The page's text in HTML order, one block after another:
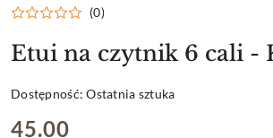
(0)
Etui na czytnik 6 cali -
Dostępność:Ostatnia sztuka
cena:
45.00